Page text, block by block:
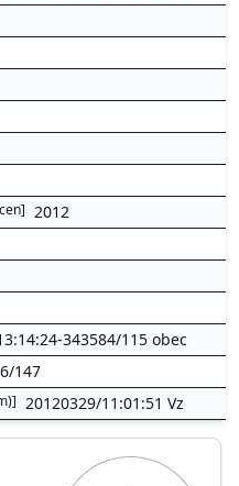
] 2012
343584/115 obec
147
] 20120329/11:01:51 Vz